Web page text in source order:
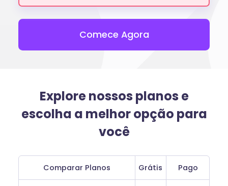
Comece Agora
Explore nossos planos e
escolha a melhor opção para
você
Comparar Planos Grátis Pago